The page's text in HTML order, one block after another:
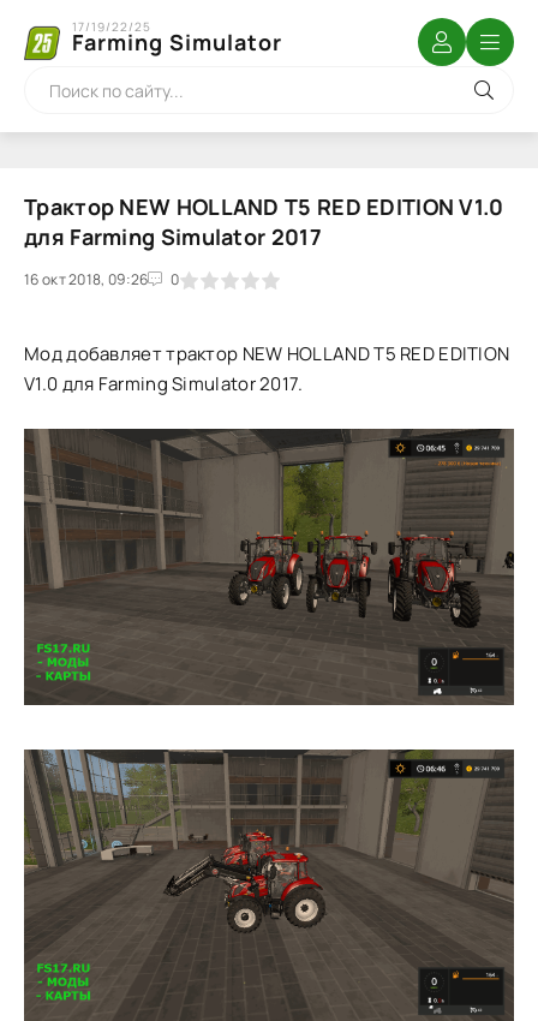
Farming Simulator
17/19/22/25
Трактор NEW HOLLAND T5 RED EDITION V1.0
для Farming Simulator 2017
16 окт 2018, 09:26 0
1 2 3 4 5
Мод добавляет трактор NEW HOLLAND T5 RED EDITION
V1.0 для Farming Simulator 2017.